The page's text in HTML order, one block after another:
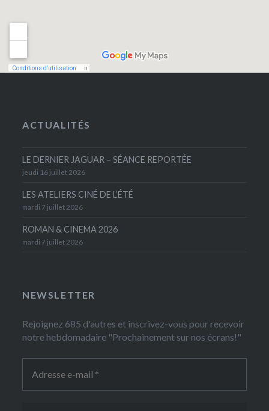
ACTUALITÉS
LE DERNIER JAGUAR – SÉANCE REPORTÉE
jeudi 16 juillet 2026
LES ATELIERS CINÉ DE L’ÉTÉ
mardi 7 juillet 2026
ROMAN & CINEMA 2026
mardi 7 juillet 2026
NEWSLETTER
Rejoignez 685 d'autres et inscrivez-vous pour recevoir
notre hebdomadaire "Prochainement sur nos écrans!"